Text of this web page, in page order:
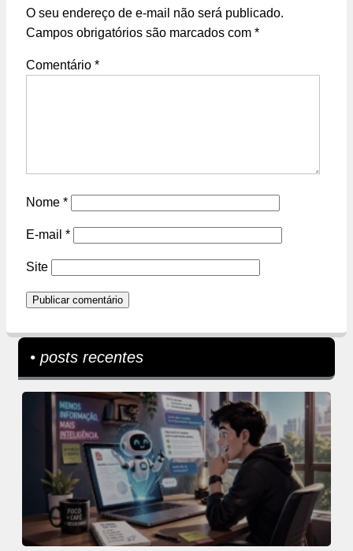
O seu endereço de e-mail não será publicado.
Campos obrigatórios são marcados com *
Comentário *
Nome *
E-mail *
Site
• posts recentes